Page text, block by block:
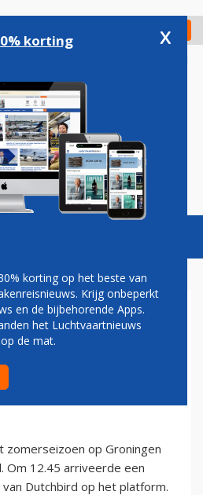
Check in
Podcasts Vacatures
OPENT
VAN
AIRPORT
zomerseizoen op Groningen
Om 12.45 arriveerde een
Dutchbird op het platform.
korting x
korting op het beste van
Krijg onbeperkt
en de bijbehorende Apps.
het Luchtvaartnieuws
de mat.